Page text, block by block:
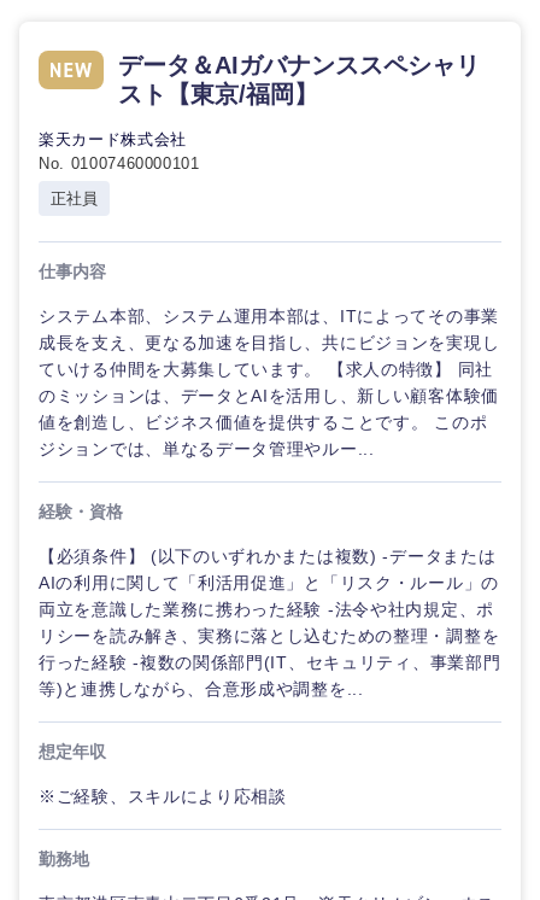
高知県
データ＆AIガバナンススペシャリ
スト【東京/福岡】
楽天カード株式会社
No. 01007460000101
正社員
仕事内容
システム本部、システム運用本部は、ITによってその事業
成長を支え、更なる加速を目指し、共にビジョンを実現し
ていける仲間を大募集しています。 【求人の特徴】 同社
のミッションは、データとAIを活用し、新しい顧客体験価
値を創造し、ビジネス価値を提供することです。 このポ
ジションでは、単なるデータ管理やルー...
経験・資格
【必須条件】 (以下のいずれかまたは複数) -データまたは
AIの利用に関して「利活用促進」と「リスク・ルール」の
両立を意識した業務に携わった経験 -法令や社内規定、ポ
リシーを読み解き、実務に落とし込むための整理・調整を
行った経験 -複数の関係部門(IT、セキュリティ、事業部門
等)と連携しながら、合意形成や調整を...
想定年収
※ご経験、スキルにより応相談
勤務地